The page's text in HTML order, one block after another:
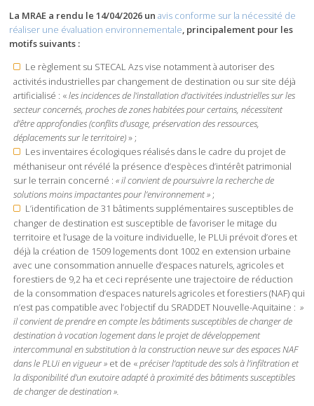
La MRAE a rendu le 14/04/2026 un avis conforme sur la nécessité de
réaliser une évaluation environnementale, principalement pour les
motifs suivants :
Le règlement su STECAL Azs vise notamment à autoriser des
activités industrielles par changement de destination ou sur site déjà
artificialisé : «les incidences de l’installation d’activitées industrielles sur les
secteur concernés, proches de zones habitées pour certains, nécessitent
d’être approfondies (conflits d’usage, préservation des ressources,
déplacements sur le territoire)» ;
Les inventaires écologiques réalisés dans le cadre du projet de
méthaniseur ont révélé la présence d’espèces d’intérêt patrimonial
sur le terrain concerné :« il convient de poursuivre la recherche de
solutions moins impactantes pour l’environnement » ;
L’identification de 31 bâtiments supplémentaires susceptibles de
changer de destination est susceptible de favoriser le mitage du
territoire et l’usage de la voiture individuelle, le PLUi prévoit d’ores et
déjà la création de 1509 logements dont 1002 en extension urbaine
avec une consommation annuelle d’espaces naturels, agricoles et
forestiers de 9,2 ha et ceci représente une trajectoire de réduction
de la consommation d’espaces naturels agricoles et forestiers (NAF) qui
n’est pas compatible avec l’objectif du SRADDET Nouvelle-Aquitaine : »
il convient de prendre en compte les bâtiments susceptibles de changer de
destination à vocation logement dans le projet de développement
intercommunal en substitution à la construction neuve sur des espaces NAF
dans le PLUi en vigueur » et de «préciser l’aptitude des sols à l’infiltration et
la disponibilité d’un exutoire adapté à proximité des bâtiments susceptibles
de changer de destination ».